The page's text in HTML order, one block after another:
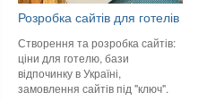
Розробка сайтів для готелів
Створення та розробка сайтів:
ціни для готелю, бази
відпочинку в Україні,
замовлення сайтів під "ключ".